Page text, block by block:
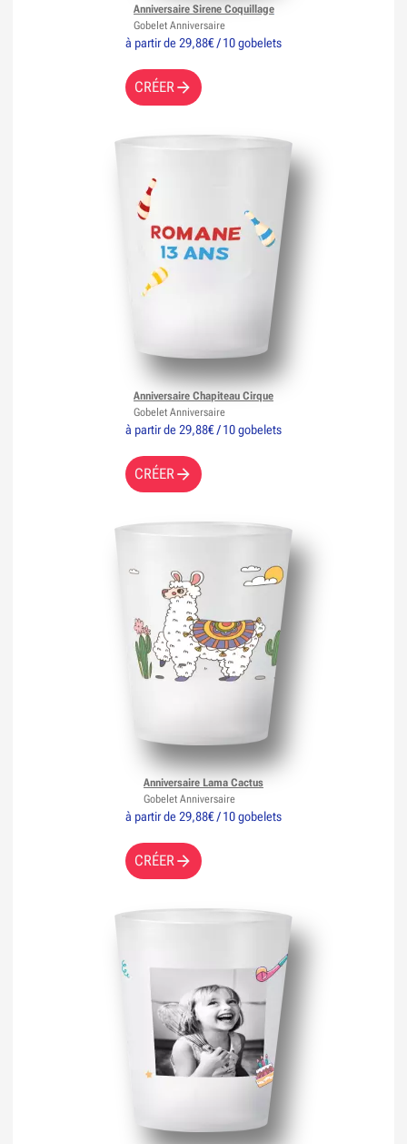
à partir de 29,88€ / 10 gobelets
CRÉER
Anniversaire Sirene Coquillage
Gobelet Anniversaire
à partir de 29,88€ / 10 gobelets
CRÉER
Anniversaire Chapiteau Cirque
Gobelet Anniversaire
à partir de 29,88€ / 10 gobelets
CRÉER
Anniversaire Lama Cactus
Gobelet Anniversaire